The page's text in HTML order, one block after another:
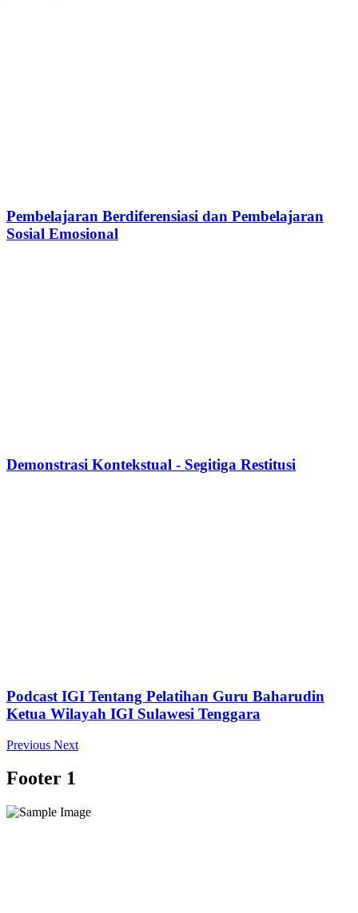
Pembelajaran Berdiferensiasi dan Pembelajaran
Sosial Emosional
Demonstrasi Kontekstual - Segitiga Restitusi
Podcast IGI Tentang Pelatihan Guru Baharudin
Ketua Wilayah IGI Sulawesi Tenggara
Previous Next
Footer 1